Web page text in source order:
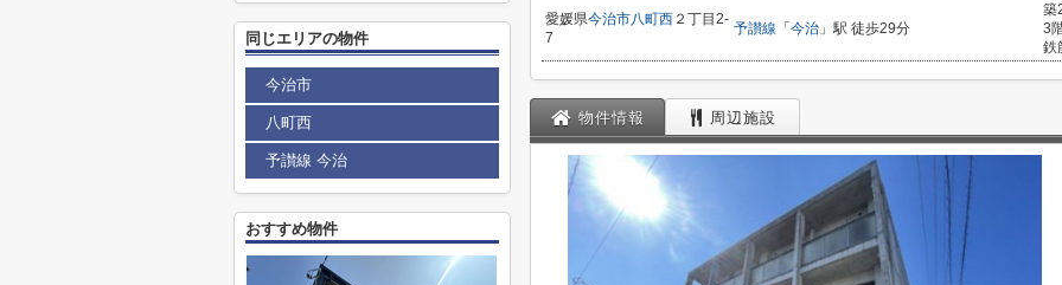
愛媛県今治市八町西 ２丁目2-
7
予讃線 「 今治 」駅 徒歩29分
築
3
鉄
物件情報 周辺施設
同じエリアの物件
今治市
八町西
予讃線 今治
おすすめ物件